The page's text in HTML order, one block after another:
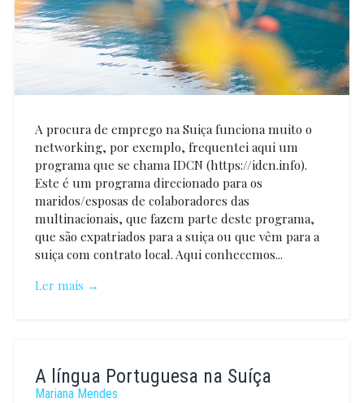
A procura de emprego na Suiça funciona muito o
networking, por exemplo, frequentei aqui um
programa que se chama IDCN (https://idcn.info).
Este é um programa direcionado para os
maridos/esposas de colaboradores das
multinacionais, que fazem parte deste programa,
que são expatriados para a suiça ou que vêm para a
suiça com contrato local. Aqui conhecemos...
Ler mais →
Silva
A língua Portuguesa na Suíça
Mariana Mendes